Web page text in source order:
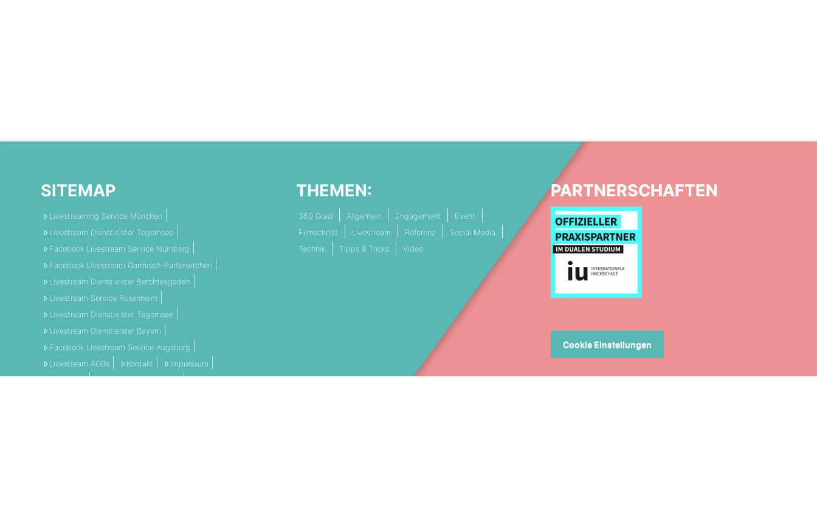
SITEMAP
Livestreaming Service München
Livestream Dienstleister Tegernsee
Facebook Livestream Service Nürnberg
Facebook Livestream Garmisch-Partenkirchen
Livestream Dienstleister Berchtesgaden
Livestream Service Rosenheim
Livestream Dienstleister Tegernsee
Livestream Dienstleister Bayern
Facebook Livestream Service Augsburg
Livestream AGBs
Kontakt
Impressum
THEMEN:
360 Grad Allgemein Engagement
Event
Filmschnitt
Livestream Referenz
Social Media
Technik
Tipps & Tricks Video
PARTNERSCHAFTEN
Cookie Einstellungen